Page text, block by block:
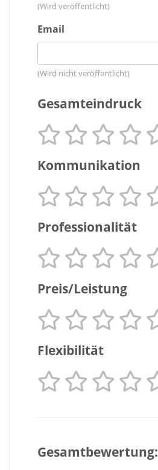
(Wird veröffentlicht)
Email
(Wird nicht veröffentlicht)
Gesamteindruck
Kommunikation
Professionalität
Preis/Leistung
Flexibilität
Gesamtbewertung: